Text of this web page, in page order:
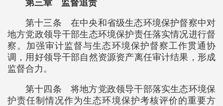
第三章 监督追责
第十三条 在中央和省级生态环境保护督察中对
地方党政领导干部生态环境保护责任落实情况进行督
察。加强审计监督与生态环境保护督察工作贯通协
调，用好领导干部自然资源资产离任审计结果，形成
监督合力。
第十四条 将地方党政领导干部落实生态环境保
护责任制情况作为生态环境保护考核评价的重要方